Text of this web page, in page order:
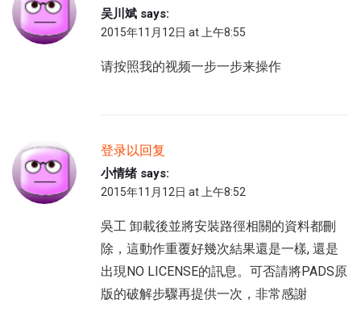
吴川斌 says:
2015年11月12日 at 上午8:55
请按照我的视频一步一步来操作
登录以回复
小情绪 says:
2015年11月12日 at 上午8:52
吳工 卸載後並將安裝路徑相關的資料都刪
除，這動作重覆好幾次結果還是一樣, 還是
出現NO LICENSE的訊息。可否請將PADS原
版的破解步驟再提供一次，非常感謝